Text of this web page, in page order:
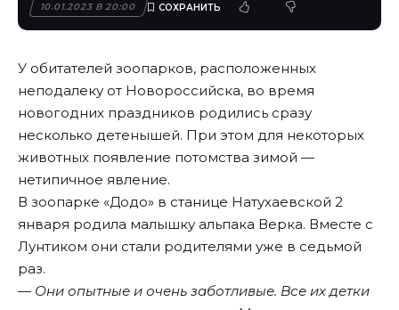
10.01.2023 В 20:00
У обитателей зоопарков, расположенных
неподалеку от Новороссийска, во время
новогодних праздников родились сразу
несколько детенышей. При этом для некоторых
животных появление потомства зимой —
нетипичное явление.
В зоопарке «Додо» в станице Натухаевской 2
января родила малышку альпака Верка. Вместе с
Лунтиком они стали родителями уже в седьмой
раз.
— Они опытные и очень заботливые. Все их детки